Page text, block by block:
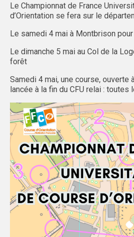
ADMINISTRATIF
SPORTS IND
GRENOBLE
ADMINISTRATIF
SPORTS IND
MAG DU SPORT U
ACTI’SAM &
LYON
ADMINISTRATIF
SPORTS IND
SAINT-ÉTIENNE
Le Championnat de France
d’Orientation se fera sur le
Le samedi 4 mai à Montbrison
Le dimanche 5 mai au Col de la
forêt
Samedi 4 mai, une course, ouverte
lancée à la fin du CFU relai :